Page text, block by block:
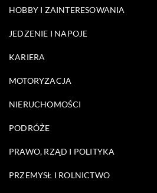
HOBBY I ZAINTERESOWANIA
JEDZENIE I NAPOJE
KARIERA
MOTORYZACJA
NIERUCHOMOŚCI
PODRÓŻE
PRAWO, RZĄD I POLITYKA
PRZEMYSŁ I ROLNICTWO